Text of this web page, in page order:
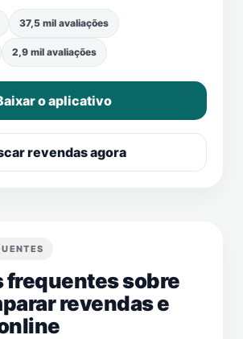
37,5 mil avaliações
2,9 mil avaliações
o aplicativo
revendas agora
frequentes sobre
revendas e